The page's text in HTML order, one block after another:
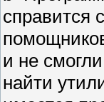
справится
и не
найти